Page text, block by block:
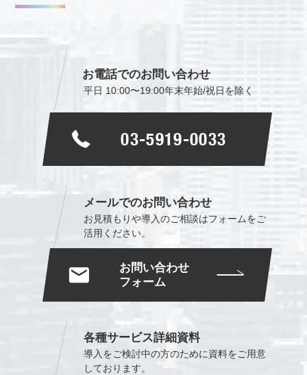
お電話でのお問い合わせ
平日 10:00〜19:00年末年始/祝日を除く
03-5919-0033
メールでのお問い合わせ
お見積もりや導入のご相談はフォームをご
活用ください。
お問い合わせ
フォーム
各種サービス詳細資料
導入をご検討中の方のために資料をご用意
しております。